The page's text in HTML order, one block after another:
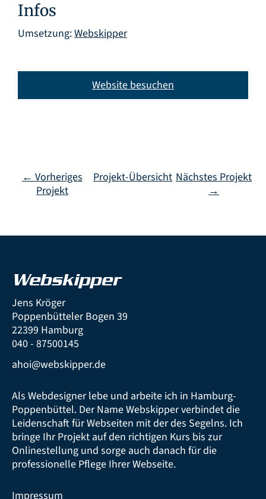
Infos
Umsetzung:Webskipper
Website besuchen
← Vorheriges
Projekt
Projekt-Übersicht Nächstes Projekt
→
Webskipper
Jens Kröger
Poppenbütteler Bogen 39
22399 Hamburg
040 - 87500145
ahoi@webskipper.de
Als Webdesigner lebe und arbeite ich in Hamburg-
Poppenbüttel. Der Name Webskipper verbindet die
Leidenschaft für Webseiten mit der des Segelns. Ich
bringe Ihr Projekt auf den richtigen Kurs bis zur
Onlinestellung und sorge auch danach für die
professionelle Pflege Ihrer Webseite.
Impressum